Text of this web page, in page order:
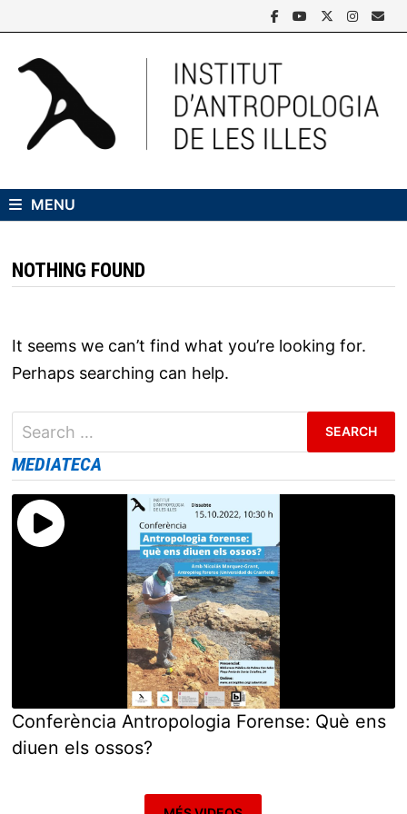
to
content
MENU
NOTHING FOUND
It seems we can’t find what you’re looking for.
Perhaps searching can help.
Search
for:
MEDIATECA
Conferència Antropologia Forense: Què ens
diuen els ossos?